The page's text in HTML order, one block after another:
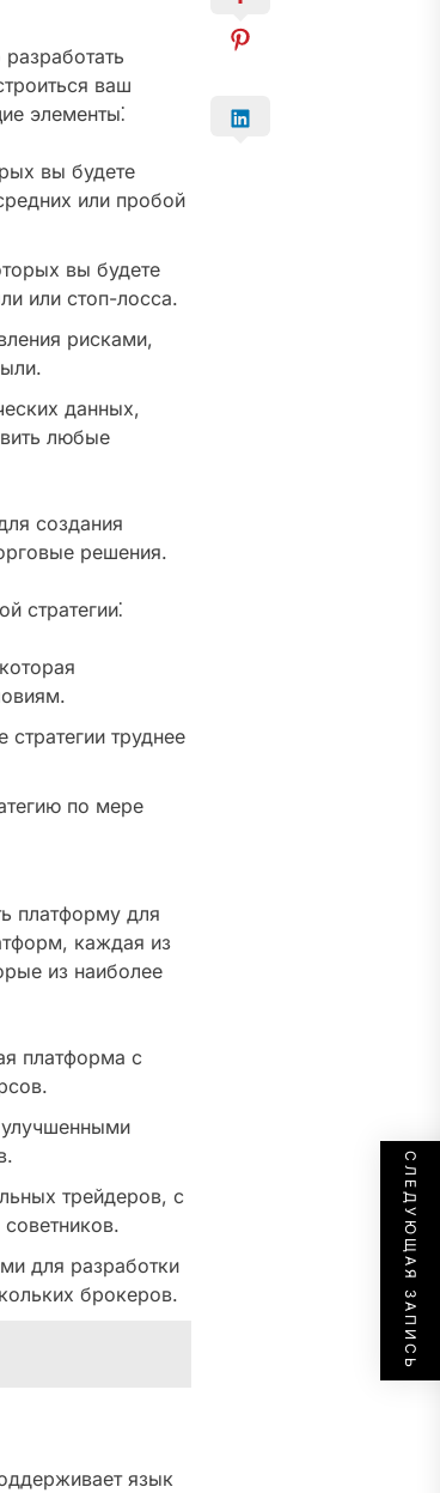
ваш
элементы⁚
вы будете
или пробой
вы будете
или стоп-лосса.
рисками,
данных,
любые
создания
решения.
стратегии⁚
труднее
по мере
платформу для
каждая из
из наиболее
платформа с
трейдеров, с
для разработки
брокеров.
язык
СЛЕДУЮЩАЯ ЗАПИСЬ